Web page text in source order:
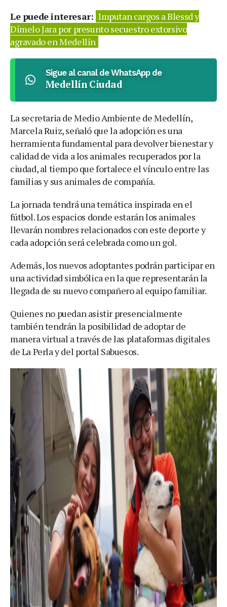
Le puede interesar: Imputan cargos a Blessd y
Dímelo Jara por presunto secuestro extorsivo
agravado en Medellín
Sigue al canal de WhatsApp de
Medellín Ciudad
La secretaria de Medio Ambiente de Medellín,
Marcela Ruiz, señaló que la adopción es una
herramienta fundamental para devolver bienestar y
calidad de vida a los animales recuperados por la
ciudad, al tiempo que fortalece el vínculo entre las
familias y sus animales de compañía.
La jornada tendrá una temática inspirada en el
fútbol. Los espacios donde estarán los animales
llevarán nombres relacionados con este deporte y
cada adopción será celebrada como un gol.
Además, los nuevos adoptantes podrán participar en
una actividad simbólica en la que representarán la
llegada de su nuevo compañero al equipo familiar.
Quienes no puedan asistir presencialmente
también tendrán la posibilidad de adoptar de
manera virtual a través de las plataformas digitales
de La Perla y del portal Sabuesos.